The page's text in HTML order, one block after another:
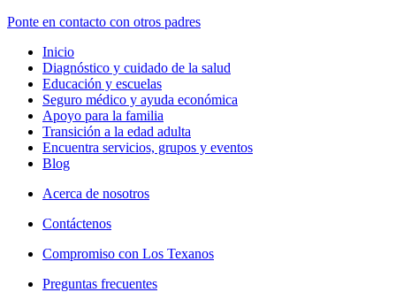
Ponte en contacto con otros padres
Inicio
Diagnóstico y cuidado de la salud
Educación y escuelas
Seguro médico y ayuda económica
Apoyo para la familia
Transición a la edad adulta
Encuentra servicios, grupos y eventos
Blog
Acerca de nosotros
Contáctenos
Compromiso con Los Texanos
Preguntas frecuentes